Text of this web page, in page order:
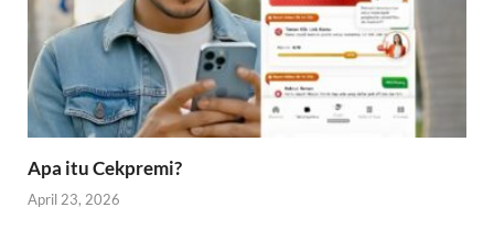
Apa itu Cekpremi?
April 23, 2026